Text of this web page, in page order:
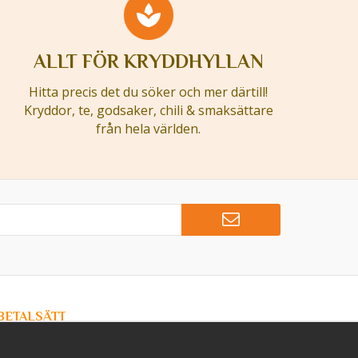
ALLT FÖR KRYDDHYLLAN
Hitta precis det du söker och mer därtill!
Kryddor, te, godsaker, chili & smaksättare
från hela världen.